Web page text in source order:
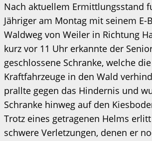
Nach aktuellem Ermittlungsstand
Jähriger am Montag mit seinem E-
Waldweg von Weiler in Richtung
kurz vor 11 Uhr erkannte der
geschlossene Schranke, welche
Kraftfahrzeuge in den Wald
prallte gegen das Hindernis und
Schranke hinweg auf den
Trotz eines getragenen Helms
schwere Verletzungen, denen er